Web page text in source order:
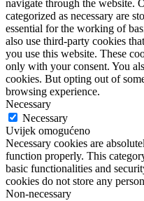
navigate through the website.
categorized as necessary are
essential for the working of
also use third-party cookies
you use this website. These
only with your consent. You
cookies. But opting out of
browsing experience.
Necessary
Necessary
Uvijek omogućeno
Necessary cookies are
function properly. This
basic functionalities and
cookies do not store any
Non-necessary